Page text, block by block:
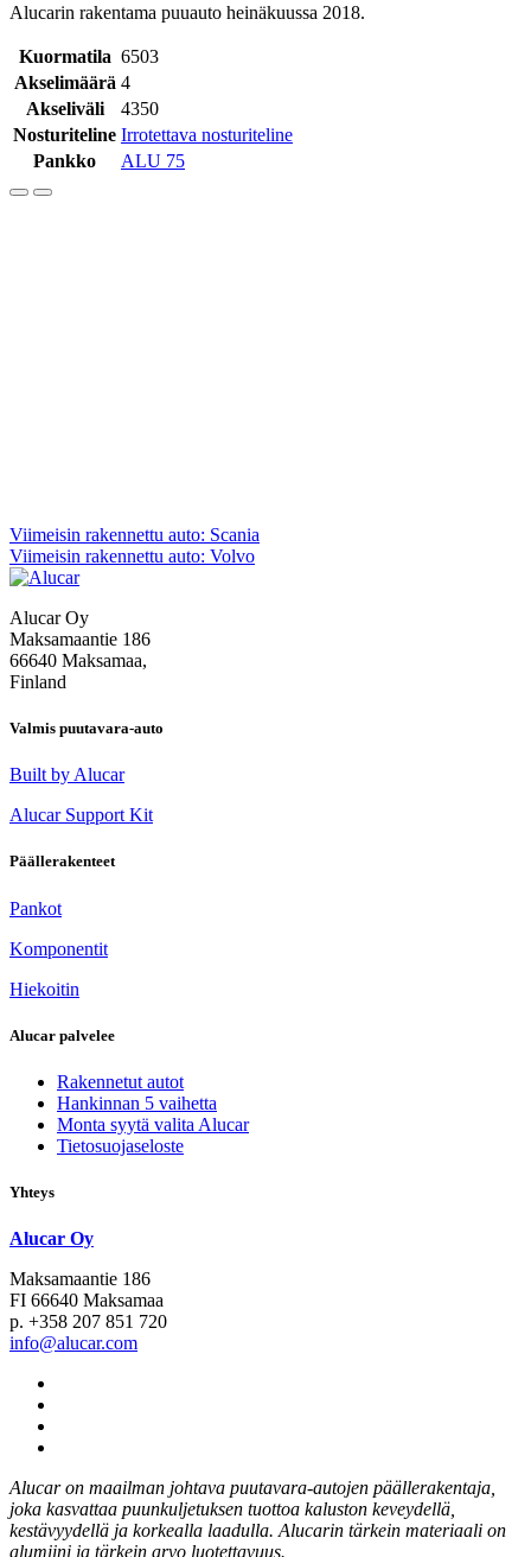
Alucarin rakentama puuauto heinäkuussa 2018.
Kuormatila 6503
Akselimäärä 4
Akseliväli
4350
Nosturiteline Irrotettava nosturiteline
Pankko
ALU 75
Artikkelien
selaus
Viimeisin rakennettu auto: Scania
Viimeisin rakennettu auto: Volvo
Alucar Oy
Maksamaantie 186
66640 Maksamaa,
Finland
Valmis puutavara-auto
Built by Alucar
Alucar Support Kit
Päällerakenteet
Pankot
Komponentit
Hiekoitin
Alucar palvelee
Rakennetut autot
Hankinnan 5 vaihetta
Monta syytä valita Alucar
Tietosuojaseloste
Yhteys
Alucar Oy
Maksamaantie 186
FI 66640 Maksamaa
p. +358 207 851 720
info@alucar.com
Alucar on maailman johtava puutavara-autojen päällerakentaja,
joka kasvattaa puunkuljetuksen tuottoa kaluston keveydellä,
kestävyydellä ja korkealla laadulla. Alucarin tärkein materiaali on
alumiini ja tärkein arvo luotettavuus.